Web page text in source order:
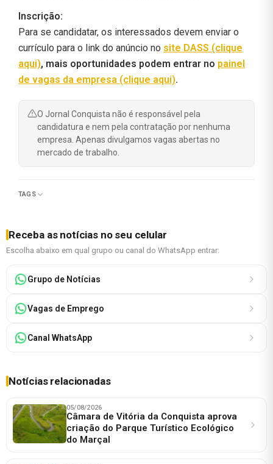
Inscrição:
Para se candidatar, os interessados devem enviar o
currículo para o link do anúncio no site DASS (clique
aqui), mais oportunidades podem entrar no painel
de vagas da empresa (clique aqui).
O Jornal Conquista não é responsável pela
candidatura e nem pela contratação por nenhuma
empresa. Apenas divulgamos vagas abertas no
mercado de trabalho.
TAGS
Receba as notícias no seu celular
Escolha abaixo em qual grupo ou canal do WhatsApp entrar:
Grupo de Notícias
Vagas de Emprego
Canal WhatsApp
Notícias relacionadas
05/08/2026
Câmara de Vitória da Conquista aprova
criação do Parque Turístico Ecológico
do Marçal